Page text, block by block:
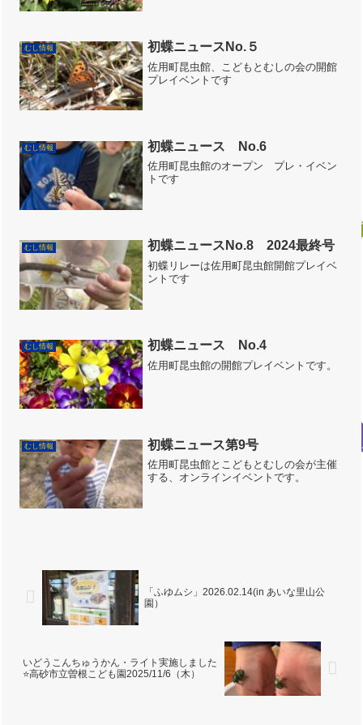
むし情報 初蝶ニュースNo.５
佐用町昆虫館、こどもとむしの会の開館
プレイベントです
むし情報 初蝶ニュース No.6
佐用町昆虫館のオープン プレ・イベン
トです
むし情報 初蝶ニュースNo.8 2024最終号
初蝶リレーは佐用町昆虫館開館プレイベ
ントです
むし情報 初蝶ニュース No.4
佐用町昆虫館の開館プレイベントです。
むし情報 初蝶ニュース第9号
佐用町昆虫館とこどもとむしの会が主催
する、オンラインイベントです。
「ふゆムシ」2026.02.14(in あいな里山公
園）
いどうこんちゅうかん・ライト実施しました
⭐️高砂市立曽根こども園2025/11/6（木）